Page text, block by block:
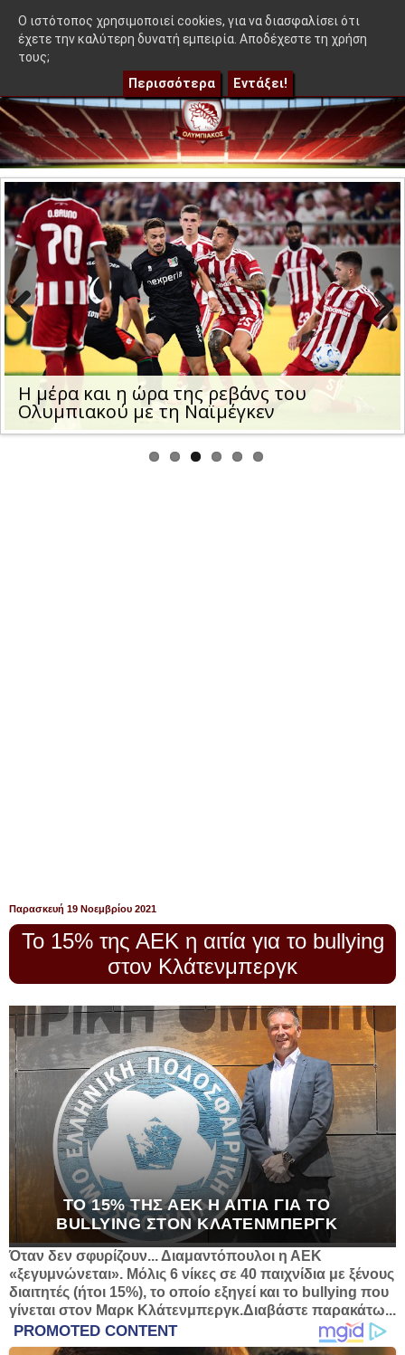
≡ OlympEidisis |
Η μέρα και η ώρα της ρεβάνς του
Ολυμπιακού με τη Ναϊμέγκεν
Previo
us
Next
Η γκαντεμιά Μεντιλίμπαρ, οι 3 αλλαγές για πρόκριση και ποιος
Παρασκευή 19 Νοεμβρίου 2021
Το 15% της ΑΕΚ η αιτία για το bullying
στον Κλάτενμπεργκ
ΤΟ 15% ΤΗΣ ΑΕΚ Η ΑΙΤΊΑ ΓΙΑ ΤΟ
BULLYING ΣΤΟΝ ΚΛΆΤΕΝΜΠΕΡΓΚ
Όταν δεν σφυρίζουν... Διαμαντόπουλοι η ΑΕΚ
«ξεγυμνώνεται». Μόλις 6 νίκες σε 40 παιχνίδια με ξένους
διαιτητές (ήτοι 15%), το οποίο εξηγεί και το bullying που
γίνεται στον Μαρκ Κλάτενμπεργκ.Διαβάστε παρακάτω...
O ιστότοπος χρησιμοποιεί cookies, για να διασφαλίσει ότι
έχετε την καλύτερη δυνατή εμπειρία. Αποδέχεστε τη χρήση
τους;
Περισσότερα Εντάξει!